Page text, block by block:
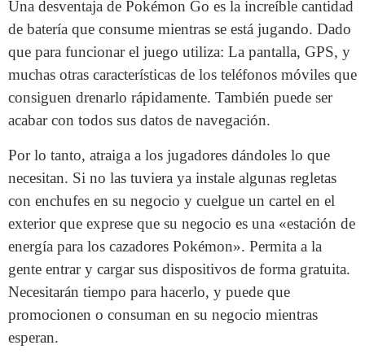
Una desventaja de Pokémon Go es la increíble cantidad
de batería que consume mientras se está jugando. Dado
que para funcionar el juego utiliza: La pantalla, GPS, y
muchas otras características de los teléfonos móviles que
consiguen drenarlo rápidamente. También puede ser
acabar con todos sus datos de navegación.
Por lo tanto, atraiga a los jugadores dándoles lo que
necesitan. Si no las tuviera ya instale algunas regletas
con enchufes en su negocio y cuelgue un cartel en el
exterior que exprese que su negocio es una «estación de
energía para los cazadores Pokémon». Permita a la
gente entrar y cargar sus dispositivos de forma gratuita.
Necesitarán tiempo para hacerlo, y puede que
promocionen o consuman en su negocio mientras
esperan.